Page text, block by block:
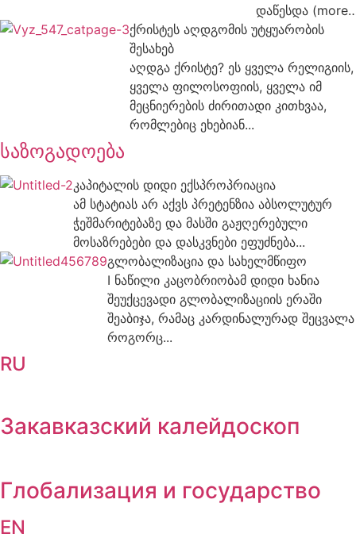
დაწესდა
ქრისტეს აღდგომის უტყუარობის
შესახებ
აღდგა ქრისტე? ეს ყველა რელიგიის,
ყველა ფილოსოფიის, ყველა იმ
მეცნიერების ძირითადი კითხვაა,
რომლებიც ეხებიან...
საზოგადოება
კაპიტალის დიდი ექსპროპრიაცია
ამ სტატიას არ აქვს პრეტენზია აბსოლუტურ
ჭეშმარიტებაზე და მასში გაჟღერებული
მოსაზრებები და დასკვნები ეფუძნება...
გლობალიზაცია და სახელმწიფო
I ნაწილი კაცობრიობამ დიდი ხანია
შეუქცევადი გლობალიზაციის ერაში
შეაბიჯა, რამაც კარდინალურად შეცვალა
როგორც...
RU
Закавказский калейдоскоп
Глобализация и государство
EN